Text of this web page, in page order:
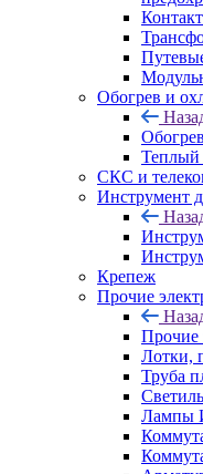
Обогрев и
Теплый
СКС и
Инструмент
Крепеж
Прочие
Прочие
Лотки,
Труба
Лампы